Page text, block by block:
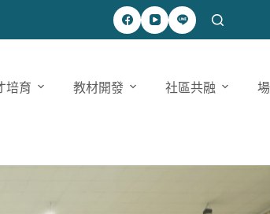
培育 教材開發 社區共融